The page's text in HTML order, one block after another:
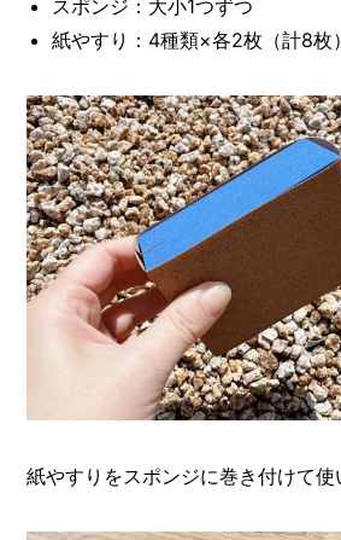
スポンジ：大小1つずつ
紙やすり：4種類×各2枚（計8枚）
紙やすりをスポンジに巻き付けて使